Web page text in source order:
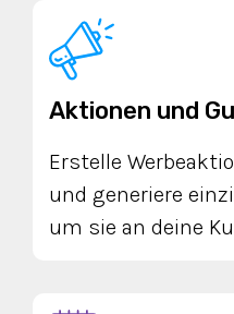
Aktionen und
Erstelle
und generiere
um sie an deine